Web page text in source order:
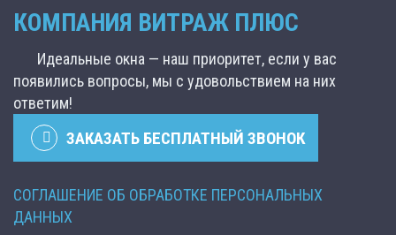
КОМПАНИЯ ВИТРАЖ ПЛЮС
Идеальные окна — наш приоритет, если у вас
появились вопросы, мы с удовольствием на них
ответим!
ЗАКАЗАТЬ БЕСПЛАТНЫЙ ЗВОНОК
СОГЛАШЕНИЕ ОБ ОБРАБОТКЕ ПЕРСОНАЛЬНЫХ
ДАННЫХ